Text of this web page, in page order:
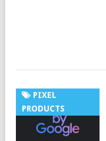
PIXEL
PRODUCTS